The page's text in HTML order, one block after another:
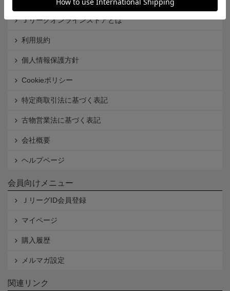
インフォメーション
Ｊリーグオンラインストアとは
利用規約
個人情報保護方針
Cookieポリシー
特定商取引法に基づく表記
古物営業法に基づく表記
会社概要
ヘルプページ
会員向けメニュー
ＪリーグID会員登録
マイページ
購入履歴
メルマガ設定
関連リンク